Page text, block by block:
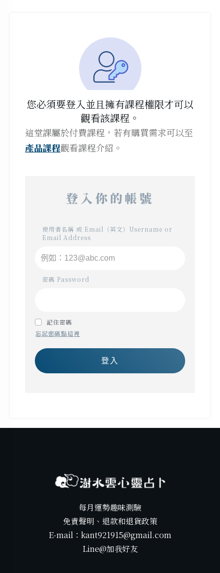
您必須要登入並且擁有課程權限才可以
觀看該課程。
這堂課屬於付費課程，若有購買需求可以至
產品課程觀看課程介紹。
登入你的帳號
使用者名稱 或 Email（英文）Username or
Email Address
密碼 Password
記住密碼
忘記密碼點這裡
登入
每月運勢趣味測驗
免責聲明、退款和退貨政策
E-mail：kant921915@gmail.com
Line@加我好友